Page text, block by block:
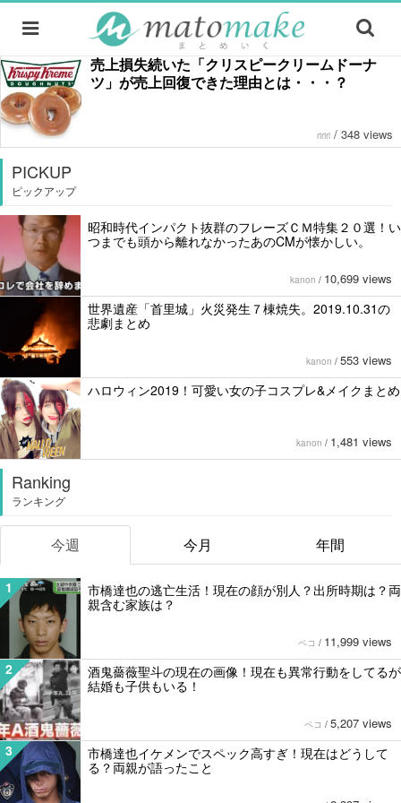
売上損失続いた「クリスピークリームドーナ
ツ」が売上回復できた理由とは・・・？
ririri / 348 views
PICKUP
ピックアップ
昭和時代インパクト抜群のフレーズＣＭ特集２０選！い
つまでも頭から離れなかったあのCMが懐かしい。
kanon / 10,699 views
世界遺産「首里城」火災発生７棟焼失。2019.10.31の
悲劇まとめ
kanon / 553 views
ハロウィン2019！可愛い女の子コスプレ&メイクまとめ
kanon / 1,481 views
Ranking
ランキング
今週 今月 年間
1
市橋達也の逃亡生活！現在の顔が別人？出所時期は？両
親含む家族は？
ペコ / 11,999 views
2
酒鬼薔薇聖斗の現在の画像！現在も異常行動をしてるが
結婚も子供もいる！
ペコ / 5,207 views
3
市橋達也イケメンでスペック高すぎ！現在はどうして
る？両親が語ったこと